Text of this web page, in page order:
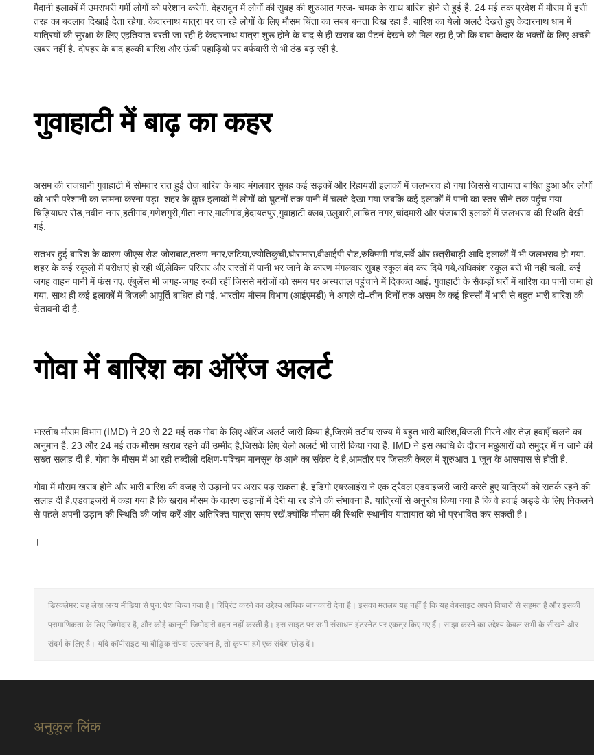
मैदानी इलाकों में उमसभरी गर्मी लोगों को परेशान करेगी. देहरादून में लोगों की सुबह की शुरुआत गरज- चमक के साथ बारिश होने से हुई है. 24 मई तक प्रदेश में मौसम में इसी
तरह का बदलाव दिखाई देता रहेगा. केदारनाथ यात्रा पर जा रहे लोगों के लिए मौसम चिंता का सबब बनता दिख रहा है. बारिश का येलो अलर्ट देखते हुए केदारनाथ धाम में
यात्रियों की सुरक्षा के लिए एहतियात बरती जा रही है.केदारनाथ यात्रा शुरू होने के बाद से ही खराब का पैटर्न देखने को मिल रहा है,जो कि बाबा केदार के भक्तों के लिए अच्छी
खबर नहीं है. दोपहर के बाद हल्की बारिश और ऊंची पहाड़ियों पर बर्फबारी से भी ठंड बढ़ रही है.
गुवाहाटी में बाढ़ का कहर
असम की राजधानी गुवाहाटी में सोमवार रात हुई तेज बारिश के बाद मंगलवार सुबह कई सड़कों और रिहायशी इलाकों में जलभराव हो गया जिससे यातायात बाधित हुआ और लोगों
को भारी परेशानी का सामना करना पड़ा. शहर के कुछ इलाकों में लोगों को घुटनों तक पानी में चलते देखा गया जबकि कई इलाकों में पानी का स्तर सीने तक पहुंच गया.
चिड़ियाघर रोड,नवीन नगर,हतीगांव,गणेशगुरी,गीता नगर,मालीगांव,हेदायतपुर,गुवाहाटी क्लब,उलुबारी,लाचित नगर,चांदमारी और पंजाबारी इलाकों में जलभराव की स्थिति देखी
गई.
रातभर हुई बारिश के कारण जीएस रोड जोराबाट,तरुण नगर,जटिया,ज्योतिकुची,घोरामारा,वीआईपी रोड,रुक्मिणी गांव,सर्वे और छत्रीबाड़ी आदि इलाकों में भी जलभराव हो गया.
शहर के कई स्कूलों में परीक्षाएं हो रही थीं,लेकिन परिसर और रास्तों में पानी भर जाने के कारण मंगलवार सुबह स्कूल बंद कर दिये गये,अधिकांश स्कूल बसें भी नहीं चलीं. कई
जगह वाहन पानी में फंस गए. एंबुलेंस भी जगह-जगह रुकी रहीं जिससे मरीजों को समय पर अस्पताल पहुंचाने में दिक्कत आई. गुवाहाटी के सैकड़ों घरों में बारिश का पानी जमा हो
गया. साथ ही कई इलाकों में बिजली आपूर्ति बाधित हो गई. भारतीय मौसम विभाग (आईएमडी) ने अगले दो–तीन दिनों तक असम के कई हिस्सों में भारी से बहुत भारी बारिश की
चेतावनी दी है.
गोवा में बारिश का ऑरेंज अलर्ट
भारतीय मौसम विभाग (IMD) ने 20 से 22 मई तक गोवा के लिए ऑरेंज अलर्ट जारी किया है,जिसमें तटीय राज्य में बहुत भारी बारिश,बिजली गिरने और तेज़ हवाएँ चलने का
अनुमान है. 23 और 24 मई तक मौसम खराब रहने की उम्मीद है,जिसके लिए येलो अलर्ट भी जारी किया गया है. IMD ने इस अवधि के दौरान मछुआरों को समुद्र में न जाने की
सख्त सलाह दी है. गोवा के मौसम में आ रही तब्दीली दक्षिण-पश्चिम मानसून के आने का संकेत दे है,आमतौर पर जिसकी केरल में शुरुआत 1 जून के आसपास से होती है.
गोवा में मौसम खराब होने और भारी बारिश की वजह से उड़ानों पर असर पड़ सकता है. इंडिगो एयरलाइंस ने एक ट्रैवल एडवाइजरी जारी करते हुए यात्रियों को सतर्क रहने की
सलाह दी है.एडवाइजरी में कहा गया है कि खराब मौसम के कारण उड़ानों में देरी या रद्द होने की संभावना है. यात्रियों से अनुरोध किया गया है कि वे हवाई अड्डे के लिए निकलने
से पहले अपनी उड़ान की स्थिति की जांच करें और अतिरिक्त यात्रा समय रखें,क्योंकि मौसम की स्थिति स्थानीय यातायात को भी प्रभावित कर सकती है।
।
डिस्क्लेमर: यह लेख अन्य मीडिया से पुन: पेश किया गया है। रिप्रिंट करने का उद्देश्य अधिक जानकारी देना है। इसका मतलब यह नहीं है कि यह वेबसाइट अपने विचारों से सहमत है और इसकी
प्रामाणिकता के लिए जिम्मेदार है, और कोई कानूनी जिम्मेदारी वहन नहीं करती है। इस साइट पर सभी संसाधन इंटरनेट पर एकत्र किए गए हैं। साझा करने का उद्देश्य केवल सभी के सीखने और
संदर्भ के लिए है। यदि कॉपीराइट या बौद्धिक संपदा उल्लंघन है, तो कृपया हमें एक संदेश छोड़ दें।
अनुकूल लिंक